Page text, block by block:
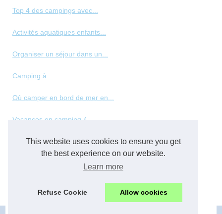
This website uses cookies to ensure you get
the best experience on our website.
Learn more
Refuse Cookie Allow cookies
Top 4 des campings avec...
Activités aquatiques enfants...
Organiser un séjour dans un...
Camping à...
Où camper en bord de mer en...
Vacances en camping 4...
Les meilleurs types de...
Panorama des hébergements de...
Top des vacances en normandie...